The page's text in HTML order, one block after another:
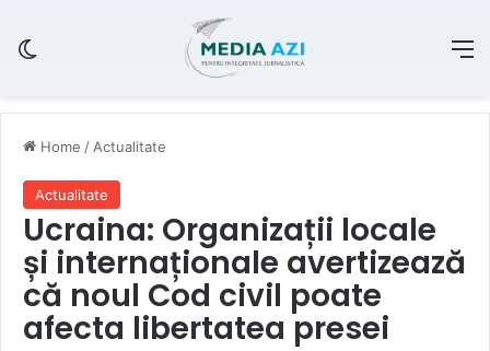
Home / Actualitate
Actualitate
Ucraina: Organizații locale
și internaționale avertizează
că noul Cod civil poate
afecta libertatea presei